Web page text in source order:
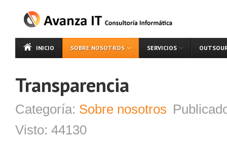
INICIO SOBRE NOSOTROS SERVICIOS
Transparencia
Categoría: Sobre nosotros
Visto: 44130